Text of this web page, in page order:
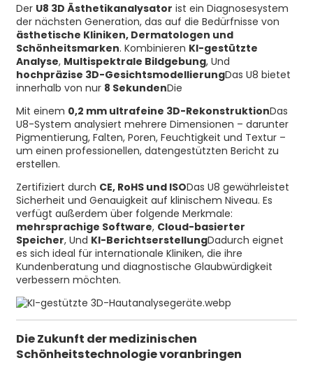
Der U8 3D Ästhetikanalysator ist ein Diagnosesystem
der nächsten Generation, das auf die Bedürfnisse von
ästhetische Kliniken, Dermatologen und
Schönheitsmarken. Kombinieren KI-gestützte
Analyse, Multispektrale Bildgebung, Und
hochpräzise 3D-GesichtsmodellierungDas U8 bietet
innerhalb von nur 8 SekundenDie
Mit einem 0,2 mm ultrafeine 3D-RekonstruktionDas
U8-System analysiert mehrere Dimensionen – darunter
Pigmentierung, Falten, Poren, Feuchtigkeit und Textur –
um einen professionellen, datengestützten Bericht zu
erstellen.
Zertifiziert durch CE, RoHS und ISODas U8 gewährleistet
Sicherheit und Genauigkeit auf klinischem Niveau. Es
verfügt außerdem über folgende Merkmale:
mehrsprachige Software, Cloud-basierter
Speicher, Und KI-BerichtserstellungDadurch eignet
es sich ideal für internationale Kliniken, die ihre
Kundenberatung und diagnostische Glaubwürdigkeit
verbessern möchten.
Die Zukunft der medizinischen
Schönheitstechnologie voranbringen